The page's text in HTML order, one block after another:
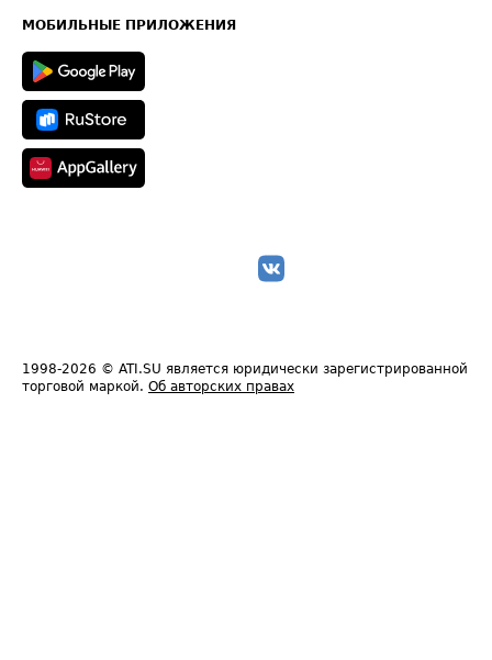
Техническая информация
МОБИЛЬНЫЕ ПРИЛОЖЕНИЯ
1998-2026 © ATI.SU является юридически зарегистрированной
торговой маркой. Об авторских правах